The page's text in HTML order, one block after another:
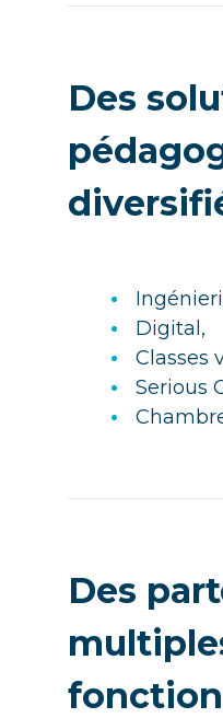
Des
Digital,
Classes
Serious
Des